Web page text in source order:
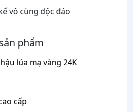
vô cùng độc đáo
phẩm
lúa mạ vàng 24K
cấp